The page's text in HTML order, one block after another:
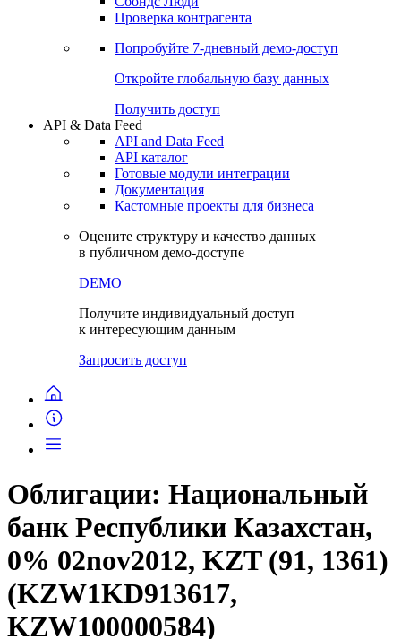
Сохраненные запросы
Чат
Проверка контрагента
Попробуйте7-дневный
Откройте глобальную базу данных
Получить доступ
API & Data Feed
API and Data Feed
Готовые модули интеграции
Документация
в публичном демо-доступе
Облигации: Национальный
банк Республики Казахстан,
0% 02nov2012, KZT (91, 1361)